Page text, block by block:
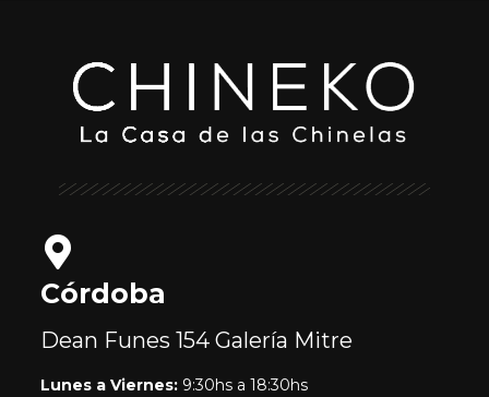
Córdoba
Dean Funes 154Galería Mitre
Lunes a Viernes: 9:30hs a 18:30hs